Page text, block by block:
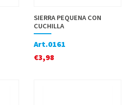
SIERRA PEQUENA CON
CUCHILLA
Art.0161
€3,98